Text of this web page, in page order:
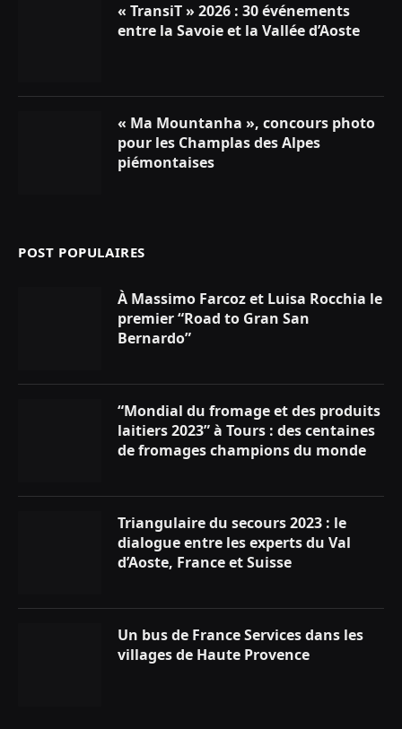
« TransiT » 2026 : 30 événements
entre la Savoie et la Vallée d’Aoste
« Ma Mountanha », concours photo
pour les Champlas des Alpes
piémontaises
POST POPULAIRES
À Massimo Farcoz et Luisa Rocchia le
premier “Road to Gran San
Bernardo”
“Mondial du fromage et des produits
laitiers 2023” à Tours : des centaines
de fromages champions du monde
Triangulaire du secours 2023 : le
dialogue entre les experts du Val
d’Aoste, France et Suisse
Un bus de France Services dans les
villages de Haute Provence